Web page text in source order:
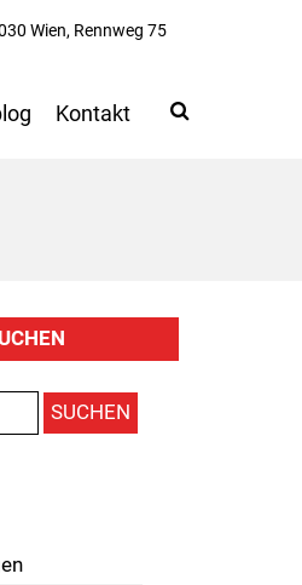
Wien, Rennweg 75
Kontakt Search
SUCHEN